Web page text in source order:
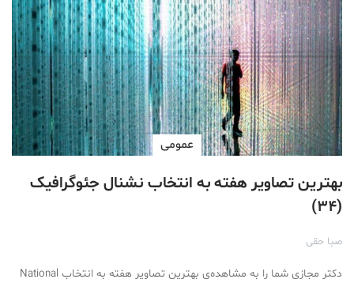
عمومی
بهترین تصاویر هفته به انتخاب نشنال جئوگرافیک
(۳۴)
صبا حقی
دکتر مجازی شما را به مشاهده‌ی بهترین تصاویر هفته به انتخاب National